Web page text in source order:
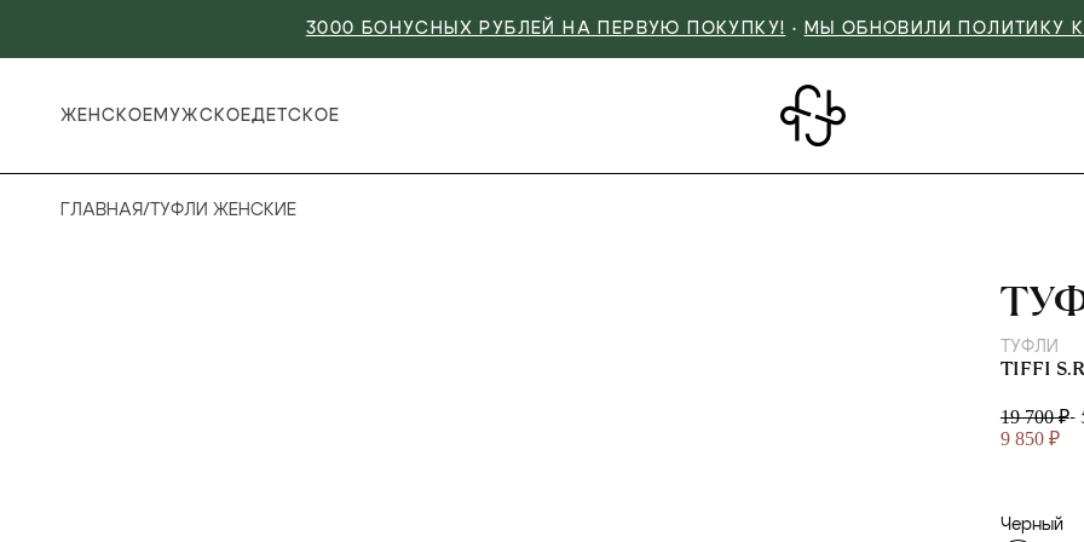
3000 БОНУСНЫХ РУБЛЕЙ НА ПЕРВУЮ ПОКУПКУ! • МЫ ОБНОВИЛИ ПОЛИТИКУ
ЖЕНСКОЕ МУЖСКОЕДЕТСКОЕ
ГЛАВНАЯ/ ТУФЛИ ЖЕНСКИЕ
ТУФЛИ
TIFFI
19 700 ₽-
9 850 ₽
Черный